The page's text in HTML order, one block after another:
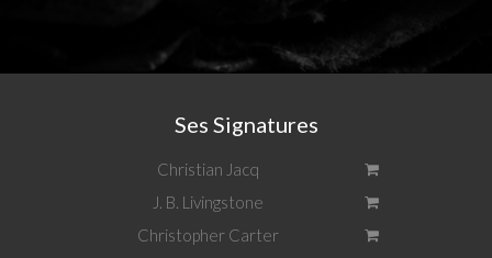
Ses Signatures
Christian Jacq
J. B. Livingstone
Christopher Carter